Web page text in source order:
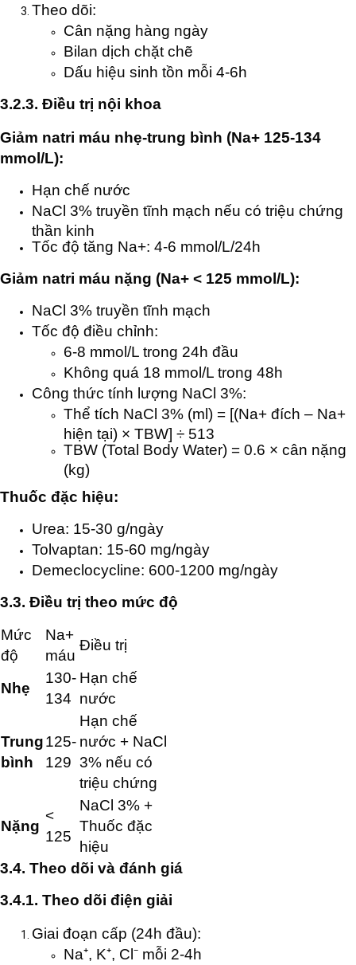
Theo dõi:
Cân nặng hàng ngày
Bilan dịch chặt chẽ
Dấu hiệu sinh tồn mỗi 4-6h
3.2.3. Điều trị nội khoa
Giảm natri máu nhẹ-trung bình (Na+ 125-134
mmol/L):
Hạn chế nước
NaCl 3% truyền tĩnh mạch nếu có triệu chứng
thần kinh
Tốc độ tăng Na+: 4-6 mmol/L/24h
Giảm natri máu nặng (Na+ < 125 mmol/L):
NaCl 3% truyền tĩnh mạch
Tốc độ điều chỉnh:
6-8 mmol/L trong 24h đầu
Không quá 18 mmol/L trong 48h
Công thức tính lượng NaCl 3%:
Thể tích NaCl 3% (ml) = [(Na+ đích – Na+
hiện tại) × TBW] ÷ 513
TBW (Total Body Water) = 0.6 × cân nặng
(kg)
Thuốc đặc hiệu:
Urea: 15-30 g/ngày
Tolvaptan: 15-60 mg/ngày
Demeclocycline: 600-1200 mg/ngày
3.3. Điều trị theo mức độ
Mức
độ
Na+
máu
Điều trị
Nhẹ
130-
134
Hạn chế
nước
Trung
bình
125-
129
Hạn chế
nước + NaCl
3% nếu có
triệu chứng
Nặng
<
125
NaCl 3% +
Thuốc đặc
hiệu
3.4. Theo dõi và đánh giá
3.4.1. Theo dõi điện giải
Giai đoạn cấp (24h đầu):
Na⁺, K⁺, Cl⁻ mỗi 2-4h